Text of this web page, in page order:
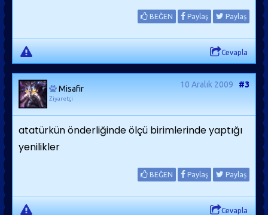
BEĞEN Paylaş Paylaş
Cevapla
Misafir
Ziyaretçi
10 Aralık 2009 #3
atatürkün önderliğinde ölçü birimlerinde yaptığı
yenilikler
BEĞEN Paylaş Paylaş
Cevapla